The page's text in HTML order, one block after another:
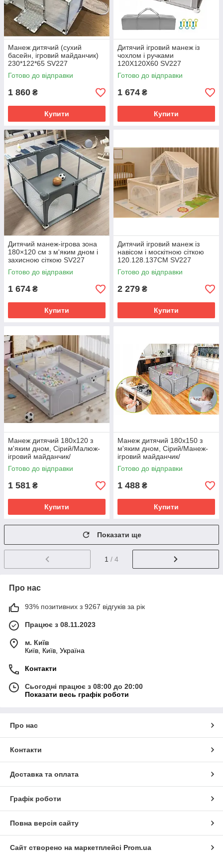
Манеж дитячий (сухий
басейн, ігровий майданчик)
230*122*65 SV227
Готово до відправки
1 860 ₴
Купити
Дитячий ігровий манеж із
чохлом і ручками
120Х120Х60 SV227
Готово до відправки
1 674 ₴
Купити
Дитячий манеж-ігрова зона
180×120 см з м'яким дном і
захисною сіткою SV227
Готово до відправки
1 674 ₴
Купити
Дитячий ігровий манеж із
навісом і москітною сіткою
120.128.137CM SV227
Готово до відправки
2 279 ₴
Купити
Манеж дитячий 180х120 з
м'яким дном, Сірий/Малюж-
ігровий майданчик/
інтерактивний манеж для
дітей SV227
Готово до відправки
1 581 ₴
Купити
Манеж дитячий 180х150 з
м'яким дном, Сірий/Манеж-
ігровий майданчик/
інтерактивний манеж для
дітей SV227
Готово до відправки
1 488 ₴
Купити
Показати ще
1 / 4
Про нас
93% позитивних з 9267 відгуків за рік
Працює з 08.11.2023
м. Київ
Київ, Київ, Україна
Контакти
Сьогодні працює з 08:00 до 20:00
Показати весь графік роботи
Про нас
Контакти
Доставка та оплата
Графік роботи
Повна версія сайту
Сайт створено на маркетплейсі Prom.ua